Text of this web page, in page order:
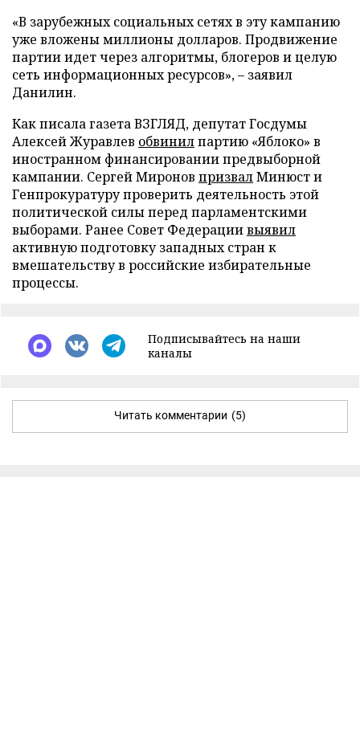
«В зарубежных социальных сетях в эту кампанию
уже вложены миллионы долларов. Продвижение
партии идет через алгоритмы, блогеров и целую
сеть информационных ресурсов», – заявил
Данилин.
Как писала газета ВЗГЛЯД, депутат Госдумы
Алексей Журавлев обвинилпартию «Яблоко» в
иностранном финансировании предвыборной
кампании. Сергей Миронов призвалМинюст и
Генпрокуратуру проверить деятельность этой
политической силы перед парламентскими
выборами. Ранее Совет Федерациивыявил
активную подготовку западных стран к
вмешательству в российские избирательные
процессы.
Подписывайтесь на наши
каналы
Читать комментарии (5)